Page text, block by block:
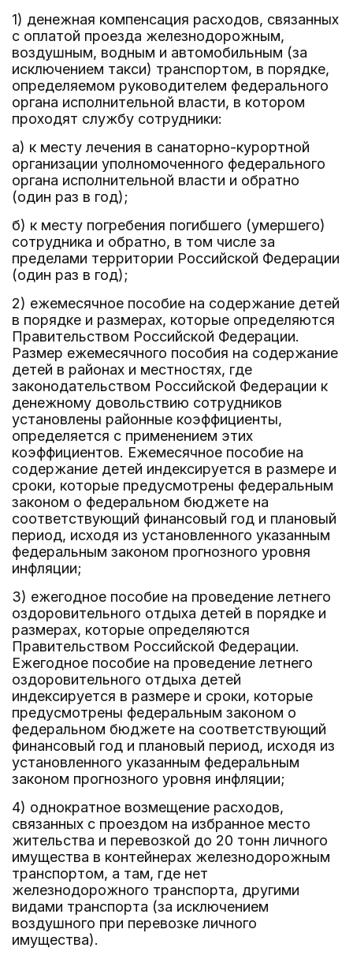
1) денежная компенсация расходов, связанных
с оплатой проезда железнодорожным,
воздушным, водным и автомобильным (за
исключением такси) транспортом, в порядке,
определяемом руководителем федерального
органа исполнительной власти, в котором
проходят службу сотрудники:
а) к месту лечения в санаторно-курортной
организации уполномоченного федерального
органа исполнительной власти и обратно
(один раз в год);
б) к месту погребения погибшего (умершего)
сотрудника и обратно, в том числе за
пределами территории Российской Федерации
(один раз в год);
2) ежемесячное пособие на содержание детей
в порядке и размерах, которые определяются
Правительством Российской Федерации.
Размер ежемесячного пособия на содержание
детей в районах и местностях, где
законодательством Российской Федерации к
денежному довольствию сотрудников
установлены районные коэффициенты,
определяется с применением этих
коэффициентов. Ежемесячное пособие на
содержание детей индексируется в размере и
сроки, которые предусмотрены федеральным
законом о федеральном бюджете на
соответствующий финансовый год и плановый
период, исходя из установленного указанным
федеральным законом прогнозного уровня
инфляции;
3) ежегодное пособие на проведение летнего
оздоровительного отдыха детей в порядке и
размерах, которые определяются
Правительством Российской Федерации.
Ежегодное пособие на проведение летнего
оздоровительного отдыха детей
индексируется в размере и сроки, которые
предусмотрены федеральным законом о
федеральном бюджете на соответствующий
финансовый год и плановый период, исходя из
установленного указанным федеральным
законом прогнозного уровня инфляции;
4) однократное возмещение расходов,
связанных с проездом на избранное место
жительства и перевозкой до 20 тонн личного
имущества в контейнерах железнодорожным
транспортом, а там, где нет
железнодорожного транспорта, другими
видами транспорта (за исключением
воздушного при перевозке личного
имущества).